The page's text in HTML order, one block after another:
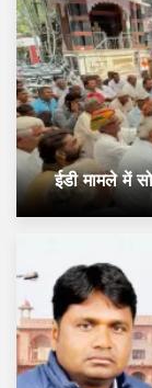
ईडी मामले में